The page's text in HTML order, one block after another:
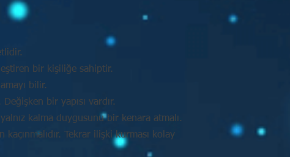
bir kişiliğe sahiptir.
bilir.
bir yapısı vardır.
kalma duygusunu bir kenara atmalı.
Tekrar ilişki kurması kolay